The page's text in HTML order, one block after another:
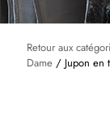
Retour aux
Dame / Jupon en